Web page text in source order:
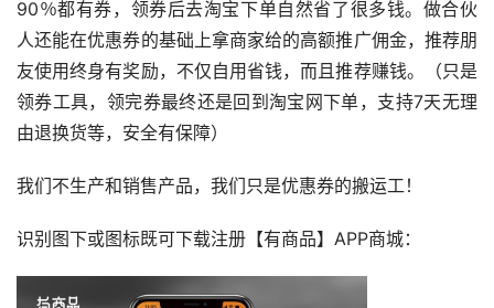
90％都有券，领券后去淘宝下单自然省了很多钱。做合伙
人还能在优惠券的基础上拿商家给的高额推广佣金，推荐朋
友使用终身有奖励，不仅自用省钱，而且推荐赚钱。（只是
领券工具，领完券最终还是回到淘宝网下单，支持7天无理
由退换货等，安全有保障）
我们不生产和销售产品，我们只是优惠券的搬运工！
识别图下或图标既可下载注册【有商品】APP商城：